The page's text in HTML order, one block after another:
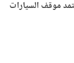
موقف السيارات